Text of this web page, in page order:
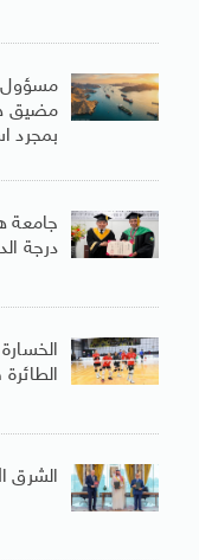
مسؤول
مضيق
بمجرد
جامعة
درجة
الشرق